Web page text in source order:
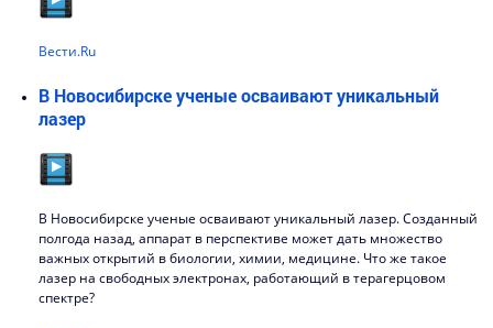
Вести.Ru
В Новосибирске ученые осваивают уникальный
лазер
В Новосибирске ученые осваивают уникальный лазер. Созданный
полгода назад, аппарат в перспективе может дать множество
важных открытий в биологии, химии, медицине. Что же такое
лазер на свободных электронах, работающий в терагерцовом
спектре?